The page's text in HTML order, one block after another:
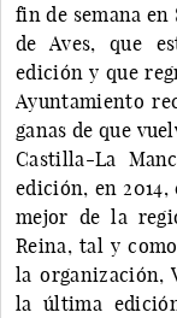
fin de semana
de Aves, que
edición y que
Ayuntamiento
ganas de que
Castilla-La
edición, en 2014,
mejor de la
Reina, tal y
la organización,
la última